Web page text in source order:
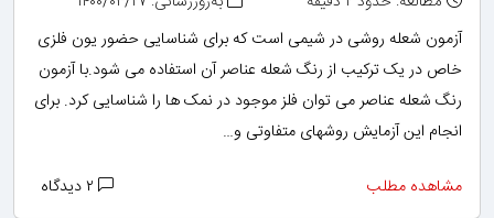
آزمون شعله روشی در شیمی است که برای شناسایی حضور یون فلزی
خاص در یک ترکیب از رنگ شعله عناصر آن استفاده می شود.با آزمون
رنگ شعله عناصر می توان فلز موجود در نمک ها را شناسایی کرد. برای
انجام این آزمایش روشهای متفاوتی و…
مشاهده مطلب